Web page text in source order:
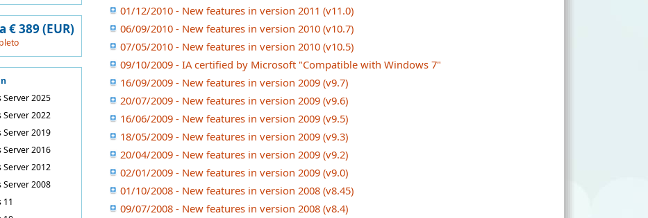
€ 389 (EUR)
Server 2025
Server 2022
Server 2019
Server 2016
Server 2012
Server 2008
11
01/12/2010 - New features in version 2011 (v11.0)
06/09/2010 - New features in version 2010 (v10.7)
07/05/2010 - New features in version 2010 (v10.5)
09/10/2009 - IA certified by Microsoft "Compatible with Windows 7"
16/09/2009 - New features in version 2009 (v9.7)
20/07/2009 - New features in version 2009 (v9.6)
16/06/2009 - New features in version 2009 (v9.5)
18/05/2009 - New features in version 2009 (v9.3)
20/04/2009 - New features in version 2009 (v9.2)
02/01/2009 - New features in version 2009 (v9.0)
01/10/2008 - New features in version 2008 (v8.45)
09/07/2008 - New features in version 2008 (v8.4)